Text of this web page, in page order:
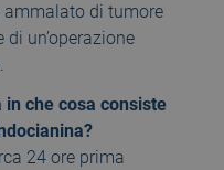
ammalato di tumore
un’operazione
in che cosa consiste
24 ore prima